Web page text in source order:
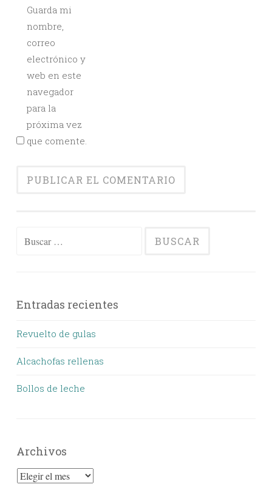
Guarda mi
nombre,
correo
electrónico y
web en este
navegador
para la
próxima vez
que comente.
Buscar:
Entradas recientes
Revuelto de gulas
Alcachofas rellenas
Bollos de leche
Archivos
Archivos